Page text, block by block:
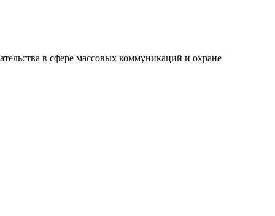
в сфере массовых коммуникаций и охране